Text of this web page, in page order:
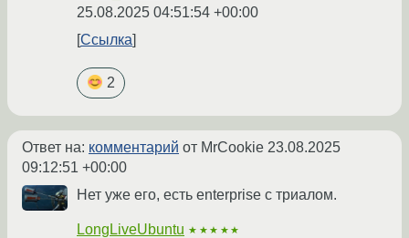
25.08.2025 04:51:54 +00:00
Ссылка
2
Ответ на: комментарий от MrCookie 23.08.2025
09:12:51 +00:00
Нет уже его, есть enterprise с триалом.
LongLiveUbuntu ★★★★★